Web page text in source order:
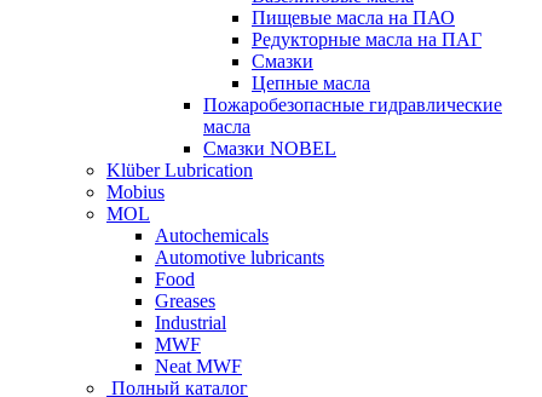
Пищевые масла на ПАО
Редукторные масла на ПАГ
Смазки
Цепные масла
Пожаробезопасные гидравлические
масла
Смазки NOBEL
Klüber Lubrication
Mobius
MOL
Autochemicals
Automotive lubricants
Food
Greases
Industrial
MWF
Neat MWF
Полный каталог